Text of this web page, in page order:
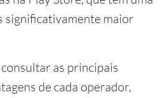
significativamente maior
as principais
de cada operador,